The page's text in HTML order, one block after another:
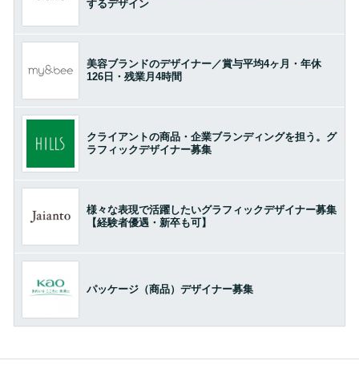
するデザイン
美容ブランドのデザイナー／賞与平均4ヶ月・年休
126日・残業月4時間
クライアントの商品・企業ブランディングを担う。グ
ラフィックデザイナー募集
様々な表現で活躍したいグラフィックデザイナー募集
【経験者優遇・新卒も可】
パッケージ（商品）デザイナー募集